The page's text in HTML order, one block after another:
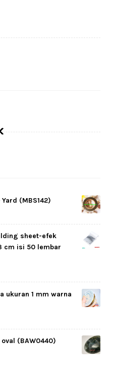
(MBS142)
sheet-efek
cm isi 50 lembar
ukuran 1 mm warna
(BAW0440)